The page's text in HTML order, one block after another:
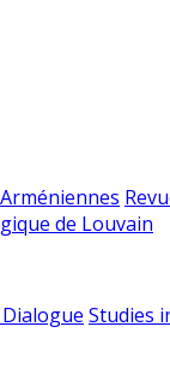
de Louvain
Studies